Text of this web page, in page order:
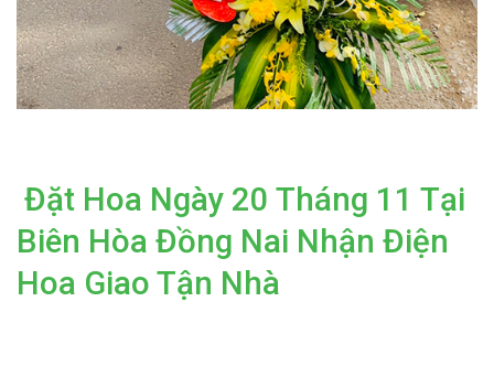
Đặt Hoa Ngày 20 Tháng 11 Tại
Biên Hòa Đồng Nai Nhận Điện
Hoa Giao Tận Nhà